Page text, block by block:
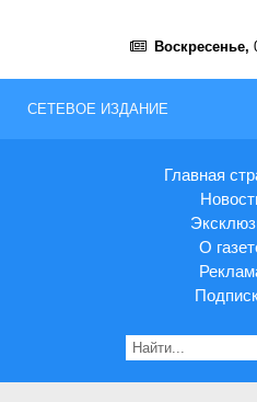
Воскресенье,
СЕТЕВОЕ ИЗДАНИЕ
Главная
О